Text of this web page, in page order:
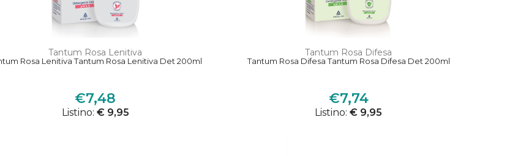
Tantum Rosa Lenitiva
Rosa Lenitiva Tantum Rosa Lenitiva Det 200ml
€7,48
Listino: € 9,95
Tantum Rosa Difesa
Tantum Rosa Difesa Tantum Rosa Difesa Det 200ml
€7,74
Listino:€ 9,95